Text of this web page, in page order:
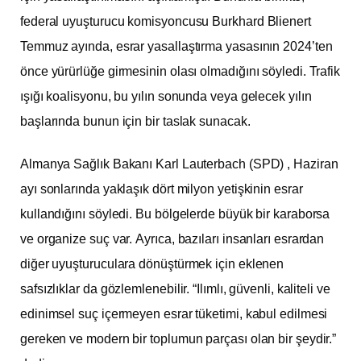
federal uyuşturucu komisyoncusu Burkhard Blienert
Temmuz ayında, esrar yasallaştırma yasasının 2024’ten
önce yürürlüğe girmesinin olası olmadığını söyledi. Trafik
ışığı koalisyonu, bu yılın sonunda veya gelecek yılın
başlarında bunun için bir taslak sunacak.
Almanya Sağlık Bakanı Karl Lauterbach (SPD) , Haziran
ayı sonlarında yaklaşık dört milyon yetişkinin esrar
kullandığını söyledi. Bu bölgelerde büyük bir karaborsa
ve organize suç var. Ayrıca, bazıları insanları esrardan
diğer uyuşturuculara dönüştürmek için eklenen
safsızlıklar da gözlemlenebilir. “Ilımlı, güvenli, kaliteli ve
edinimsel suç içermeyen esrar tüketimi, kabul edilmesi
gereken ve modern bir toplumun parçası olan bir şeydir.”